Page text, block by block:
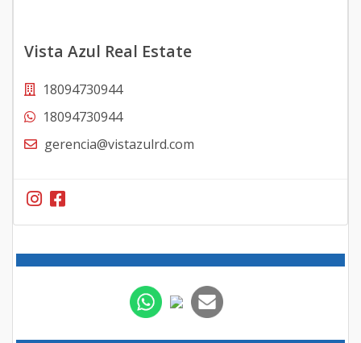
Vista Azul Real Estate
18094730944
18094730944
gerencia@vistazulrd.com